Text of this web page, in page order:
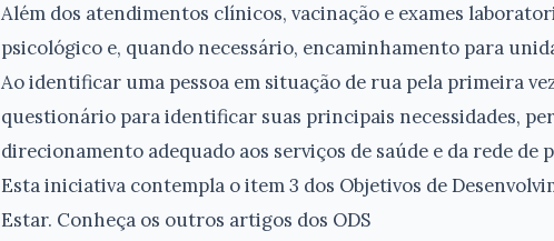
Além dos atendimentos clínicos, vacinação e exames
psicológico e, quando necessário, encaminhamento para
Ao identificar uma pessoa em situação de rua pela primeira
questionário para identificar suas principais necessidades,
direcionamento adequado aos serviços de saúde e da rede de
Esta iniciativa contempla o item 3 dos Objetivos de
Estar. Conheça os outros artigos dos ODS